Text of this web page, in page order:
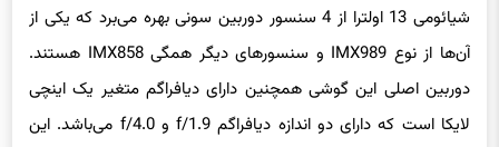
شیائومی 13 اولترا از 4 سنسور دوربین سونی بهره می‌برد که یکی از
آن‌ها از نوع IMX989 و سنسورهای دیگر همگی IMX858 هستند.
دوربین اصلی این گوشی همچنین دارای دیافراگم متغیر یک اینچی
لایکا است که دارای دو اندازه دیافراگم f/1.9 و f/4.0 می‌باشد. این